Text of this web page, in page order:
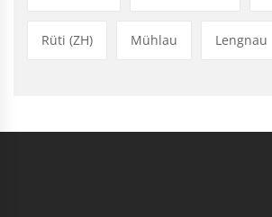
Rüti (ZH) Mühlau Lengnau